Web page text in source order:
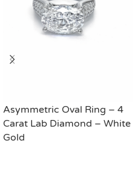
Asymmetric Oval Ring – 4
Carat Lab Diamond – White
Gold